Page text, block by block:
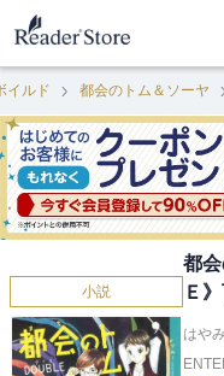
イルド 都会のトム＆ソーヤ
小説
都
Ｅ
はや